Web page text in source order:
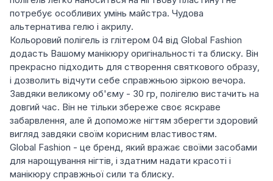
потребує особливих умінь майстра. Чудова
альтернатива гелю і акрилу.
Кольоровий полігель із глітером 04 від Global Fashion
додасть Вашому манікюру оригінальності та блиску. Він
прекрасно підходить для створення святкового образу,
і дозволить відчути себе справжньою зіркою вечора.
Завдяки великому об'єму - 30 гр, полігелю вистачить на
довгий час. Він не тільки збереже своє яскраве
забарвлення, але й допоможе нігтям зберегти здоровий
вигляд завдяки своїм корисним властивостям.
Global Fashion - це бренд, який вражає своїми засобами
для нарощування нігтів, і здатним надати красоті і
манікюру справжньої сили та блиску.